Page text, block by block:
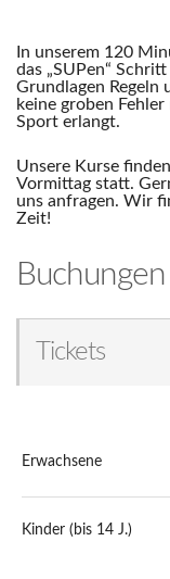
In unserem 120
das „SUPen“
Grundlagen Regeln
keine groben
Sport erlangt.
Unsere Kurse
Vormittag statt.
uns anfragen. Wir
Zeit!
Buchungen
Tickets
Erwachsene
Kinder (bis 14 J.)